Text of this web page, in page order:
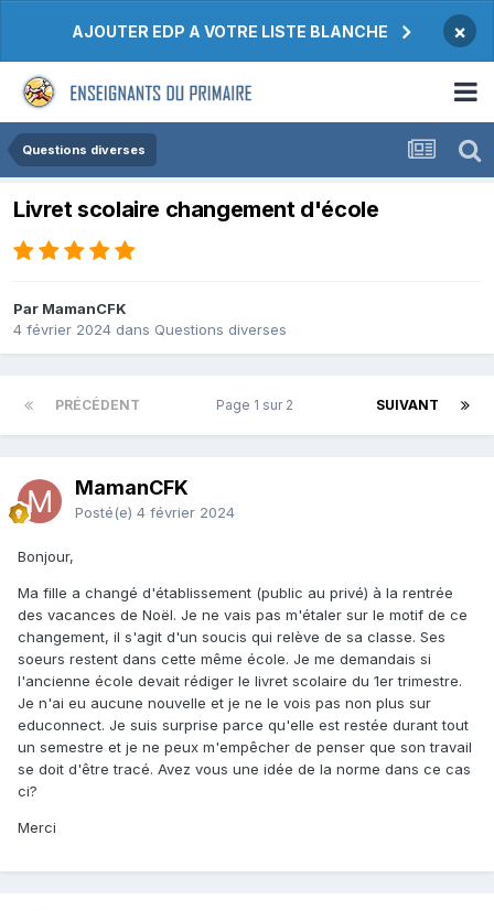
AJOUTER EDP A VOTRE LISTE BLANCHE ×
Questions diverses
Livret scolaire changement d'école
Par MamanCFK
4 février 2024 dans Questions diverses
PRÉCÉDENT SUIVANT
Page 1 sur 2
MamanCFK
Posté(e) 4 février 2024
Bonjour,
Ma fille a changé d'établissement (public au privé) à la rentrée
des vacances de Noël. Je ne vais pas m'étaler sur le motif de ce
changement, il s'agit d'un soucis qui relève de sa classe. Ses
soeurs restent dans cette même école. Je me demandais si
l'ancienne école devait rédiger le livret scolaire du 1er trimestre.
Je n'ai eu aucune nouvelle et je ne le vois pas non plus sur
educonnect. Je suis surprise parce qu'elle est restée durant tout
un semestre et je ne peux m'empêcher de penser que son travail
se doit d'être tracé. Avez vous une idée de la norme dans ce cas
ci?
Merci